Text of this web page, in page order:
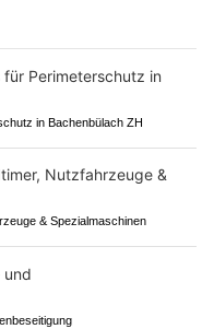
in Bachenbülach ZH
& Spezialmaschinen